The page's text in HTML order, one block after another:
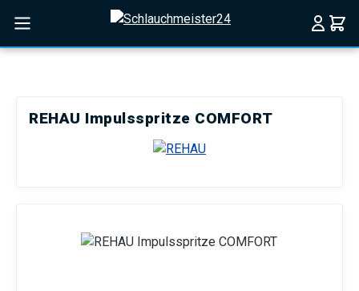
Zum Hauptinhalt springen
REHAU Impulsspritze COMFORT
Bildergalerie überspringen